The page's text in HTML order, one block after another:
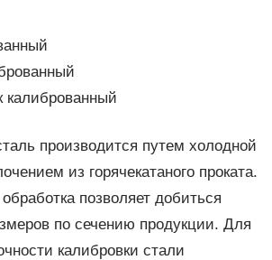
калиброванный
производится путем холодной
из горячекатаного проката.
позволяет добиться
по сечению продукции. Для
калибровки стали